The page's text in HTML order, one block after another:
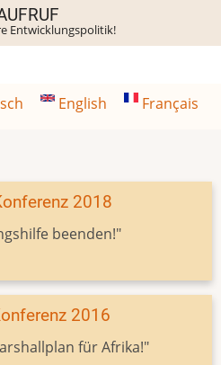
Entwicklungspolitik!
English Français
2018
beenden!"
2016
für Afrika!"